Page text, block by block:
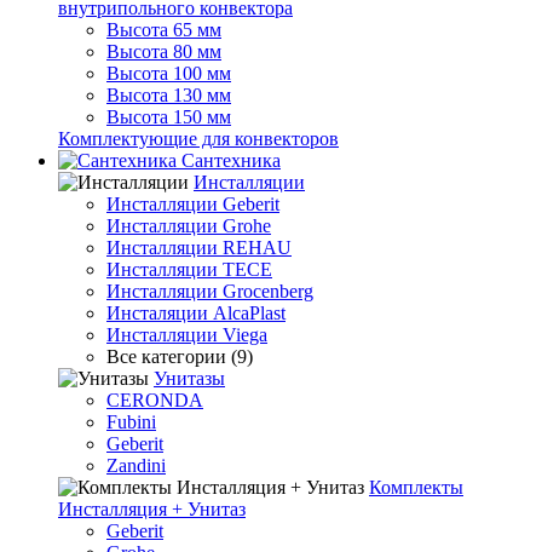
внутрипольного конвектора
Высота 65 мм
Высота 80 мм
Высота 100 мм
Высота 130 мм
Высота 150 мм
Комплектующие для конвекторов
Сантехника
Инсталляции
Инсталляции Geberit
Инсталляции Grohe
Инсталляции REHAU
Инсталляции TECE
Инсталляции Grocenberg
Инсталяции AlcaPlast
Инсталляции Viega
Все категории (9)
Унитазы
CERONDA
Fubini
Geberit
Zandini
Комплекты
Инсталляция + Унитаз
Geberit